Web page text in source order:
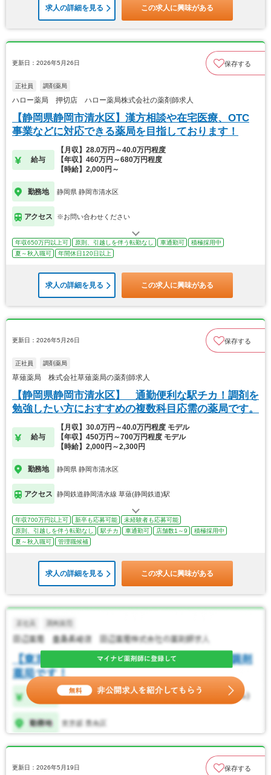
求人の詳細を見る この求人に興味がある
更新日：2026年5月26日 保存する
正社員 調剤薬局
ハロー薬局 押切店 ハロー薬局株式会社の薬剤師求人
【静岡県静岡市清水区】漢方相談や在宅医療、OTC
事業などに対応できる薬局を目指しております！
給与
【月収】28.0万円～40.0万円程度
【年収】460万円～680万円程度
【時給】2,000円～
勤務地 静岡県 静岡市清水区
アクセス ※お問い合わせください
年収650万円以上可 原則、引越しを伴う転勤なし 車通勤可
積極採用中
夏～秋入職可
年間休日120日以上
求人の詳細を見る この求人に興味がある
更新日：2026年5月26日 保存する
正社員 調剤薬局
草薙薬局 株式会社草薙薬局の薬剤師求人
【静岡県静岡市清水区】 通勤便利な駅チカ！調剤を
勉強したい方におすすめの複数科目応需の薬局です。
給与
【月収】30.0万円～40.0万円程度 モデル
【年収】450万円～700万円程度 モデル
【時給】2,000円～2,300円
勤務地 静岡県 静岡市清水区
アクセス 静岡鉄道静岡清水線 草薙(静岡鉄道)駅
年収700万円以上可 新卒も応募可能
未経験者も応募可能
原則、引越しを伴う転勤なし
駅チカ 車通勤可 店舗数1～9
積極採用中
夏～秋入職可
管理職候補
求人の詳細を見る この求人に興味がある
更新日：2026年5月19日 保存する